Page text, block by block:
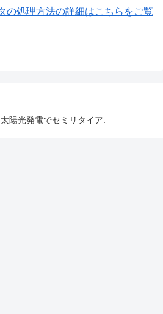
の処理方法の詳細はこちらをご覧
陽光発電でセミリタイア.